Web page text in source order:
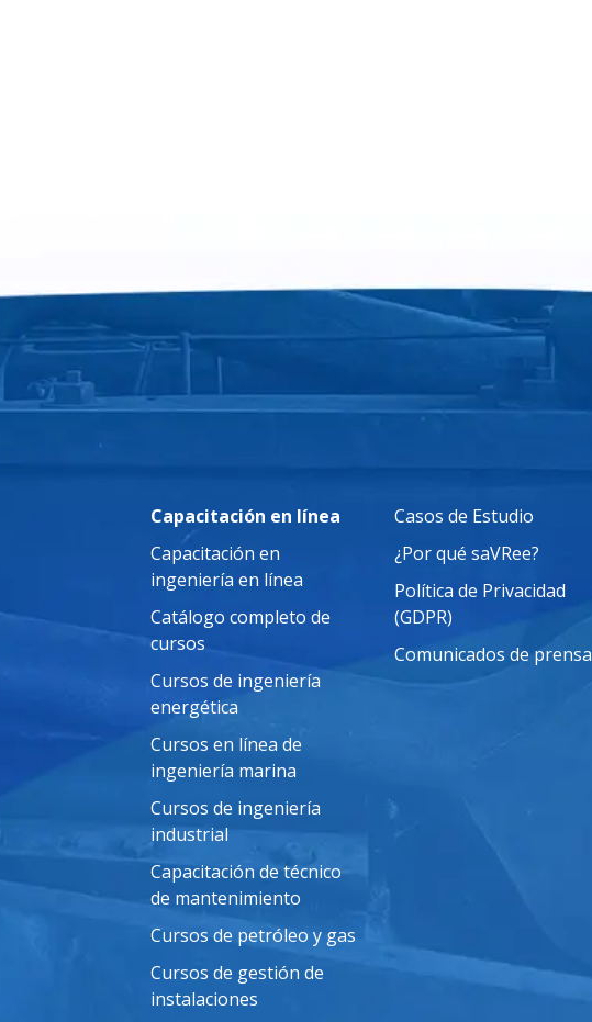
Capacitación en línea
Capacitación en
ingeniería en línea
Catálogo completo de
cursos
Cursos de ingeniería
energética
Cursos en línea de
ingeniería marina
Cursos de ingeniería
industrial
Capacitación de técnico
de mantenimiento
Cursos de petróleo y gas
Cursos de gestión de
instalaciones
Casos de Estudio
¿Por qué saVRee?
Política de Privacidad
(GDPR)
Comunicados de prensa